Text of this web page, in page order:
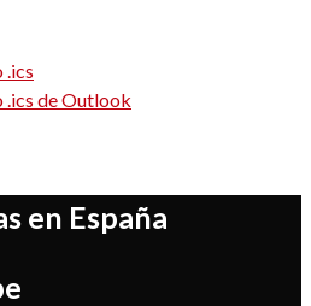
.ics
.ics de Outlook
en España